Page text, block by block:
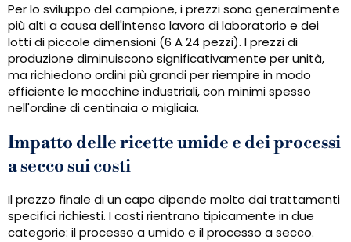
Per lo sviluppo del campione, i prezzi sono generalmente
più alti a causa dell'intenso lavoro di laboratorio e dei
lotti di piccole dimensioni (6 A 24 pezzi). I prezzi di
produzione diminuiscono significativamente per unità,
ma richiedono ordini più grandi per riempire in modo
efficiente le macchine industriali, con minimi spesso
nell'ordine di centinaia o migliaia.
Impatto delle ricette umide e dei processi
a secco sui costi
Il prezzo finale di un capo dipende molto dai trattamenti
specifici richiesti. I costi rientrano tipicamente in due
categorie: il processo a umido e il processo a secco.